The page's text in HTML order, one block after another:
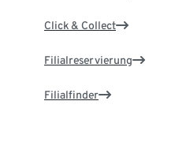
Click & Collect
Filialreservierung
Filialfinder